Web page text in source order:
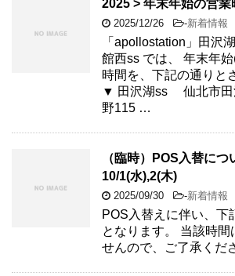
2025 > 年末年始の営業
2025/12/26 -新着情報
「apollostation」田沢
館西ss では、 年末年
時間を、下記の通りと
▼ 田沢湖ss 仙北市田
野115 …
（臨時）POS入替に
10/1(水),2(木)
2025/09/30 -新着情報
POS入替えに伴い、下
となります。 当該時間
せんので、ご了承くだ